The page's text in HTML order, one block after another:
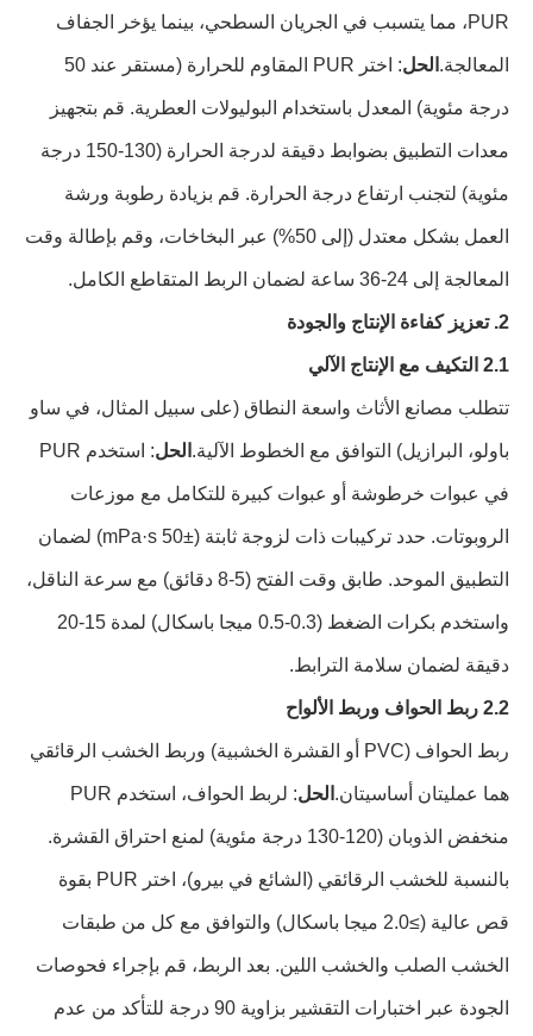
PUR، مما يتسبب في الجريان السطحي، بينما يؤخر الجفاف
المعالجة. الحل : اختر PUR المقاوم للحرارة (مستقر عند 50
درجة مئوية) المعدل باستخدام البوليولات العطرية. قم بتجهيز
معدات التطبيق بضوابط دقيقة لدرجة الحرارة (130-150 درجة
مئوية) لتجنب ارتفاع درجة الحرارة. قم بزيادة رطوبة ورشة
العمل بشكل معتدل (إلى 50%) عبر البخاخات، وقم بإطالة وقت
المعالجة إلى 24-36 ساعة لضمان الربط المتقاطع الكامل.
2. تعزيز كفاءة الإنتاج والجودة
2.1 التكيف مع الإنتاج الآلي
تتطلب مصانع الأثاث واسعة النطاق (على سبيل المثال، في ساو
باولو، البرازيل) التوافق مع الخطوط الآلية. الحل : استخدم PUR
في عبوات خرطوشة أو عبوات كبيرة للتكامل مع موزعات
الروبوتات. حدد تركيبات ذات لزوجة ثابتة (±50 mPa·s) لضمان
التطبيق الموحد. طابق وقت الفتح (5-8 دقائق) مع سرعة الناقل،
واستخدم بكرات الضغط (0.3-0.5 ميجا باسكال) لمدة 15-20
دقيقة لضمان سلامة الترابط.
2.2 ربط الحواف وربط الألواح
ربط الحواف (PVC أو القشرة الخشبية) وربط الخشب الرقائقي
هما عمليتان أساسيتان. الحل : لربط الحواف، استخدم PUR
منخفض الذوبان (120-130 درجة مئوية) لمنع احتراق القشرة.
بالنسبة للخشب الرقائقي (الشائع في بيرو)، اختر PUR بقوة
قص عالية (≥2.0 ميجا باسكال) والتوافق مع كل من طبقات
الخشب الصلب والخشب اللين. بعد الربط، قم بإجراء فحوصات
الجودة عبر اختبارات التقشير بزاوية 90 درجة للتأكد من عدم